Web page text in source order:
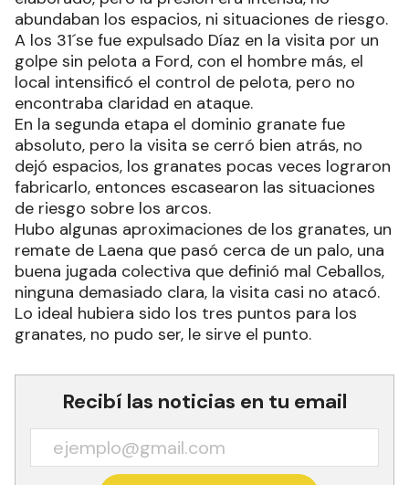
abundaban los espacios, ni situaciones de riesgo.
A los 31´se fue expulsado Díaz en la visita por un
golpe sin pelota a Ford, con el hombre más, el
local intensificó el control de pelota, pero no
encontraba claridad en ataque.
En la segunda etapa el dominio granate fue
absoluto, pero la visita se cerró bien atrás, no
dejó espacios, los granates pocas veces lograron
fabricarlo, entonces escasearon las situaciones
de riesgo sobre los arcos.
Hubo algunas aproximaciones de los granates, un
remate de Laena que pasó cerca de un palo, una
buena jugada colectiva que definió mal Ceballos,
ninguna demasiado clara, la visita casi no atacó.
Lo ideal hubiera sido los tres puntos para los
granates, no pudo ser, le sirve el punto.
Recibí las noticias en tu email